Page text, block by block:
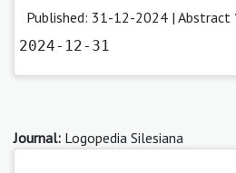
Published: 31-12-2024 | Abstract
2024-12-31
Journal: Logopedia Silesiana